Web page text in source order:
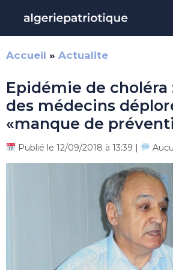
contenu
Accueil » Actualite
Epidémie de choléra
des médecins
«manque de
Publié le 12/09/2018 à 13:39 |